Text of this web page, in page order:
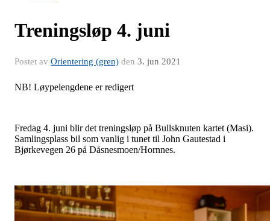
Treningsløp 4. juni
Postet av Orientering (gren) den 3. jun 2021
NB! Løypelengdene er redigert
Fredag 4. juni blir det treningsløp på Bullsknuten kartet (Masi).
Samlingsplass bil som vanlig i tunet til John Gautestad i
Bjørkevegen 26 på Dåsnesmoen/Hornnes.